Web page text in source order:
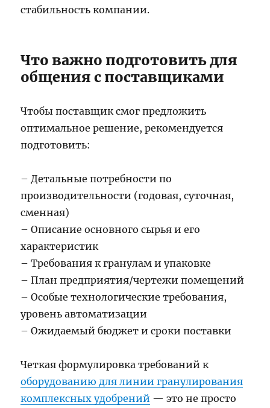
стабильность компании.
Что важно подготовить для
общения с поставщиками
Чтобы поставщик смог предложить
оптимальное решение, рекомендуется
подготовить:
– Детальные потребности по
производительности (годовая, суточная,
сменная)
– Описание основного сырья и его
характеристик
– Требования к гранулам и упаковке
– План предприятия/чертежи помещений
– Особые технологические требования,
уровень автоматизации
– Ожидаемый бюджет и сроки поставки
Четкая формулировка требований к
оборудованию для линии гранулирования
комплексных удобрений — это не просто